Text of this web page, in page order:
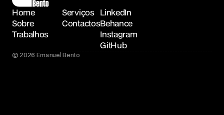
Home
Sobre
Trabalhos
Serviços
Contactos
LinkedIn
Behance
Instagram
GitHub
© 2026 Emanuel Bento